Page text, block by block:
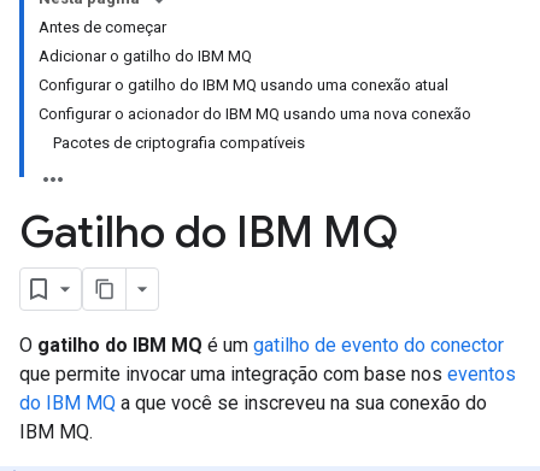
Antes de começar
Adicionar o gatilho do IBM MQ
Configurar o gatilho do IBM MQ usando uma conexão atual
Configurar o acionador do IBM MQ usando uma nova conexão
Pacotes de criptografia compatíveis
Gatilho do IBM MQ
O gatilho do IBM MQ é um gatilho de evento do conector
que permite invocar uma integração com base nos eventos
do IBM MQ a que você se inscreveu na sua conexão do
IBM MQ.